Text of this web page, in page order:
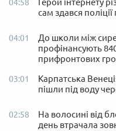
04:58
Герой інтернету
сам здався поліції
04:01
До школи між
профінансують
прифронтових
03:01
Карпатська
пішли під воду
02:58
На волосині від
день втрачала